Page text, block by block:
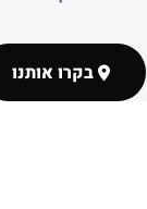
בקרו אותנו